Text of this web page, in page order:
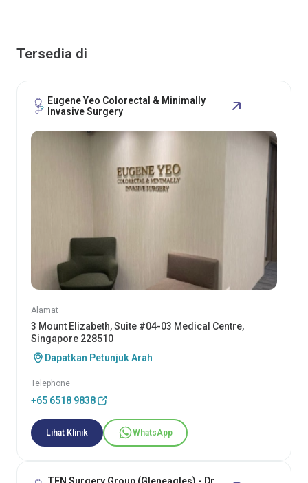
Tersedia di
Eugene Yeo Colorectal & Minimally
Invasive Surgery
Alamat
3 Mount Elizabeth, Suite #04-03 Medical Centre,
Singapore 228510
Dapatkan Petunjuk Arah
Telephone
+65 6518 9838
Lihat Klinik WhatsApp